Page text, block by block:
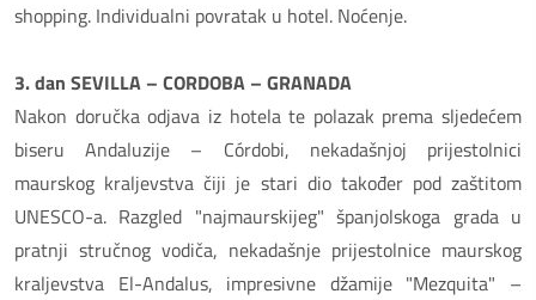
shopping. Individualni povratak u hotel. Noćenje.
3. dan SEVILLA – CORDOBA – GRANADA
Nakon doručka odjava iz hotela te polazak prema sljedećem
biseru Andaluzije – Córdobi, nekadašnjoj prijestolnici
maurskog kraljevstva čiji je stari dio također pod zaštitom
UNESCO-a. Razgled "najmaurskijeg" španjolskoga grada u
pratnji stručnog vodiča, nekadašnje prijestolnice maurskog
kraljevstva El-Andalus, impresivne džamije "Mezquita" –